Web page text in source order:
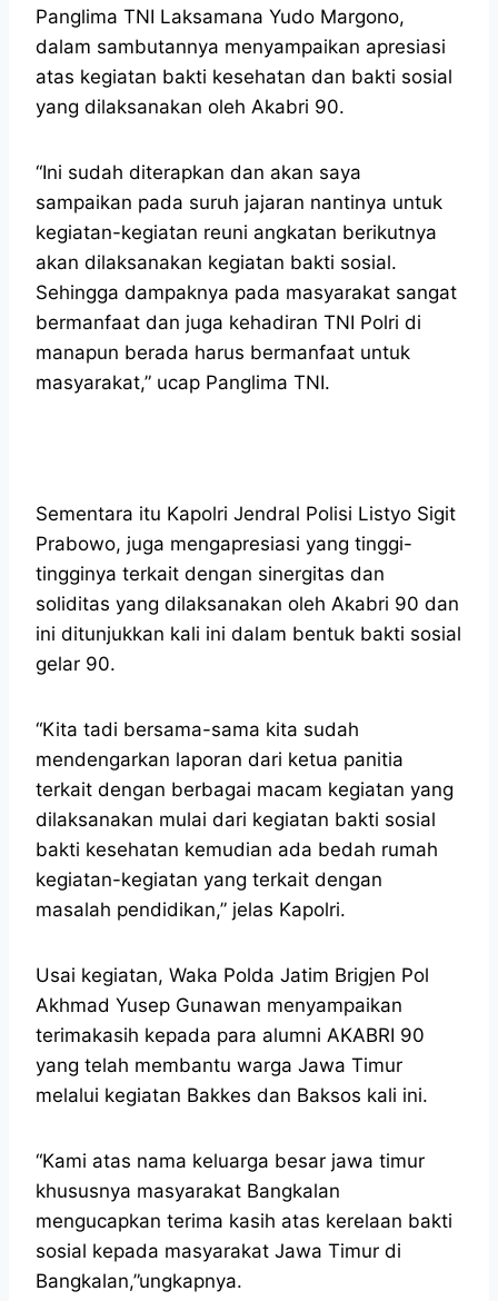
Panglima TNI Laksamana Yudo Margono,
dalam sambutannya menyampaikan apresiasi
atas kegiatan bakti kesehatan dan bakti sosial
yang dilaksanakan oleh Akabri 90.
“Ini sudah diterapkan dan akan saya
sampaikan pada suruh jajaran nantinya untuk
kegiatan-kegiatan reuni angkatan berikutnya
akan dilaksanakan kegiatan bakti sosial.
Sehingga dampaknya pada masyarakat sangat
bermanfaat dan juga kehadiran TNI Polri di
manapun berada harus bermanfaat untuk
masyarakat,” ucap Panglima TNI.
Sementara itu Kapolri Jendral Polisi Listyo Sigit
Prabowo, juga mengapresiasi yang tinggi-
tingginya terkait dengan sinergitas dan
soliditas yang dilaksanakan oleh Akabri 90 dan
ini ditunjukkan kali ini dalam bentuk bakti sosial
gelar 90.
“Kita tadi bersama-sama kita sudah
mendengarkan laporan dari ketua panitia
terkait dengan berbagai macam kegiatan yang
dilaksanakan mulai dari kegiatan bakti sosial
bakti kesehatan kemudian ada bedah rumah
kegiatan-kegiatan yang terkait dengan
masalah pendidikan,” jelas Kapolri.
Usai kegiatan, Waka Polda Jatim Brigjen Pol
Akhmad Yusep Gunawan menyampaikan
terimakasih kepada para alumni AKABRI 90
yang telah membantu warga Jawa Timur
melalui kegiatan Bakkes dan Baksos kali ini.
“Kami atas nama keluarga besar jawa timur
khususnya masyarakat Bangkalan
mengucapkan terima kasih atas kerelaan bakti
sosial kepada masyarakat Jawa Timur di
Bangkalan,”ungkapnya.